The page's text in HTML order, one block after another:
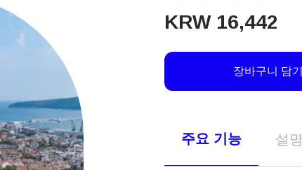
KRW16,442
장바구니 담기
주요 기능 설명